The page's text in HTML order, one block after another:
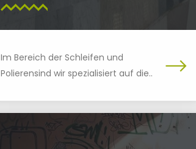
Im Bereich der Schleifen und
Polierensind wir spezialisiert auf die..